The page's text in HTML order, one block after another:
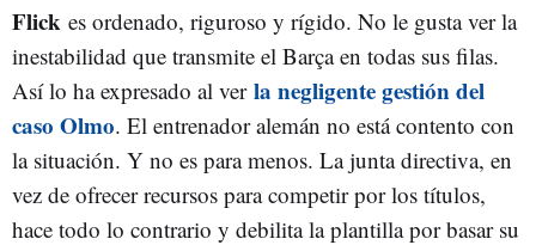
Flick es ordenado, riguroso y rígido. No le gusta ver la
inestabilidad que transmite el Barça en todas sus filas.
Así lo ha expresado al ver la negligente gestión del
caso Olmo. El entrenador alemán no está contento con
la situación. Y no es para menos. La junta directiva, en
vez de ofrecer recursos para competir por los títulos,
hace todo lo contrario y debilita la plantilla por basar su